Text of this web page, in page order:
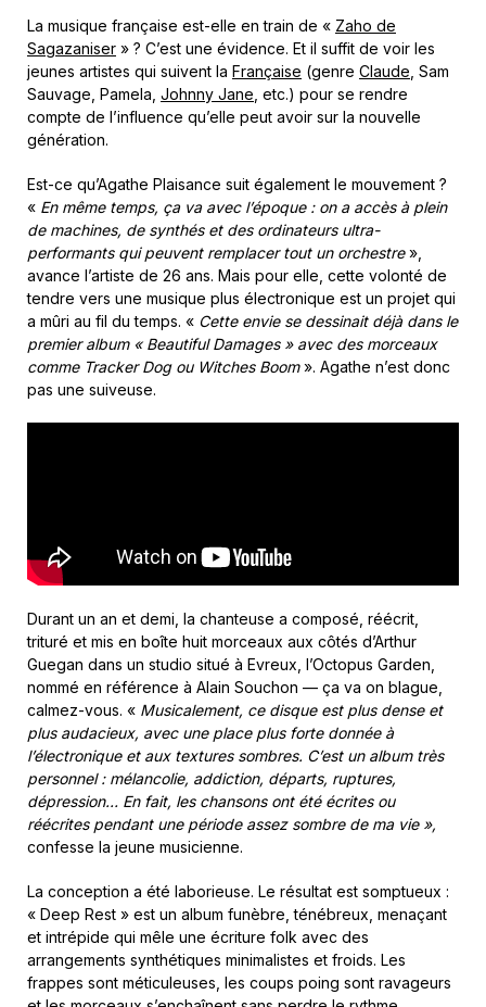
La musique française est-elle en train de « Zaho de
Sagazaniser » ? C’est une évidence. Et il suffit de voir les
jeunes artistes qui suivent la Française (genre Claude , Sam
Sauvage, Pamela, Johnny Jane , etc.) pour se rendre
compte de l’influence qu’elle peut avoir sur la nouvelle
génération.
Est-ce qu’Agathe Plaisance suit également le mouvement ?
« En même temps, ça va avec l’époque : on a accès à plein
de machines, de synthés et des ordinateurs ultra-
performants qui peuvent remplacer tout un orchestre»,
avance l’artiste de 26 ans. Mais pour elle, cette volonté de
tendre vers une musique plus électronique est un projet qui
a mûri au fil du temps. « Cette envie se dessinait déjà dans le
premier album « Beautiful Damages » avec des morceaux
comme Tracker Dog ou Witches Boom». Agathe n’est donc
pas une suiveuse.
Durant un an et demi, la chanteuse a composé, réécrit,
trituré et mis en boîte huit morceaux aux côtés d’Arthur
Guegan dans un studio situé à Evreux, l’Octopus Garden,
nommé en référence à Alain Souchon — ça va on blague,
calmez-vous. « Musicalement, ce disque est plus dense et
plus audacieux, avec une place plus forte donnée à
l’électronique et aux textures sombres. C’est un album très
personnel : mélancolie, addiction, départs, ruptures,
dépression… En fait, les chansons ont été écrites ou
réécrites pendant une période assez sombre de ma vie »,
confesse la jeune musicienne.
La conception a été laborieuse. Le résultat est somptueux :
« Deep Rest » est un album funèbre, ténébreux, menaçant
et intrépide qui mêle une écriture folk avec des
arrangements synthétiques minimalistes et froids. Les
frappes sont méticuleuses, les coups poing sont ravageurs